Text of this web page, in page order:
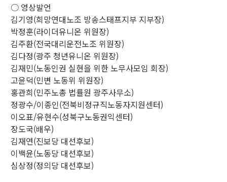
○ 영상발언
김기영(희망연대노조 방송스태프지부 지부장)
박정훈(라이더유니온 위원장)
김주환(전국대리운전노조 위원장)
김다정(광주 청년유니온 위원장)
김재민(노동인권 실현을 위한 노무사모임 회장)
고윤덕(민변 노동위 위원장)
홍관희(민주노총 법률원 광주사무소)
정광수/이종인(전북비정규직노동자지원센터)
이오표/유현수(성북구노동권익센터)
장도국(배우)
김재연(진보당 대선후보)
이백윤(노동당 대선후보)
심상정(정의당 대선후보)